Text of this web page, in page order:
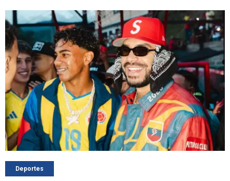
Deportes